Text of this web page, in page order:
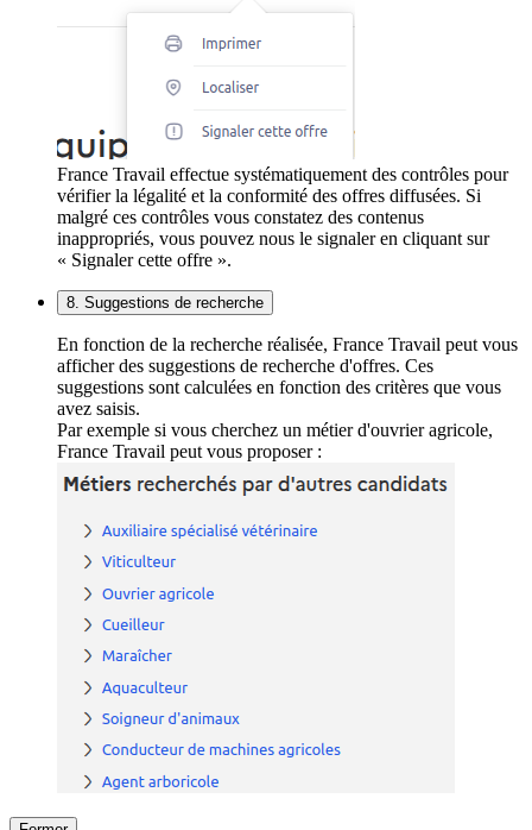
France Travail effectue systématiquement des contrôles pour
vérifier la légalité et la conformité des offres diffusées. Si
malgré ces contrôles vous constatez des contenus
inappropriés, vous pouvez nous le signaler en cliquant sur
« Signaler cette offre ».
8. Suggestions de recherche
En fonction de la recherche réalisée, France Travail peut vous
afficher des suggestions de recherche d'offres. Ces
suggestions sont calculées en fonction des critères que vous
avez saisis.
Par exemple si vous cherchez un métier d'ouvrier agricole,
France Travail peut vous proposer :